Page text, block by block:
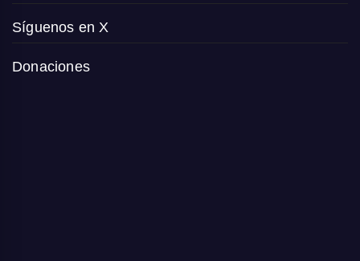
Síguenos en X
Donaciones